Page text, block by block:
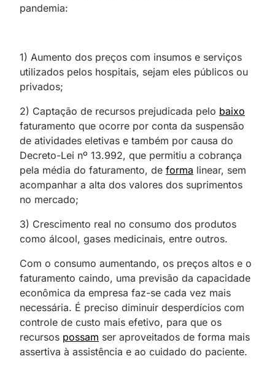
pandemia:
1) Aumento dos preços com insumos e serviços
utilizados pelos hospitais, sejam eles públicos ou
privados;
2) Captação de recursos prejudicada pelo baixo
faturamento que ocorre por conta da suspensão
de atividades eletivas e também por causa do
Decreto-Lei nº 13.992, que permitiu a cobrança
pela média do faturamento, de forma linear, sem
acompanhar a alta dos valores dos suprimentos
no mercado;
3) Crescimento real no consumo dos produtos
como álcool, gases medicinais, entre outros.
Com o consumo aumentando, os preços altos e o
faturamento caindo, uma previsão da capacidade
econômica da empresa faz-se cada vez mais
necessária. É preciso diminuir desperdícios com
controle de custo mais efetivo, para que os
recursos possam ser aproveitados de forma mais
assertiva à assistência e ao cuidado do paciente.